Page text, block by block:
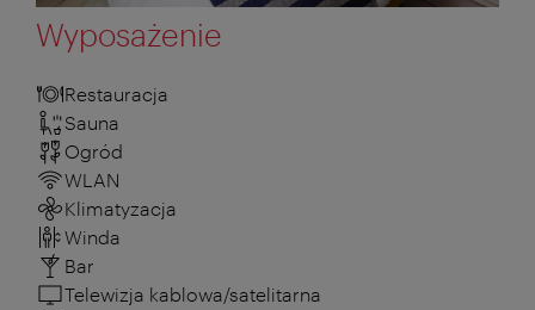
Wyposażenie
Restauracja
Sauna
Ogród
WLAN
Klimatyzacja
Winda
Bar
Telewizja kablowa/satelitarna